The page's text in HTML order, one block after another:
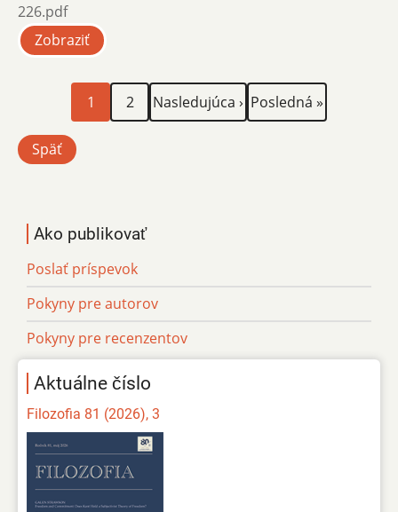
226.pdf
Zobraziť
StránkovanieAktuálna
stránka
1 Page
2
Ďalšia
strana
Nasledujúca › Posledná
strana
Posledná »
Späť
Ako publikovať
Poslať príspevok
Pokyny pre autorov
Pokyny pre recenzentov
Aktuálne číslo
Filozofia 81 (2026), 3